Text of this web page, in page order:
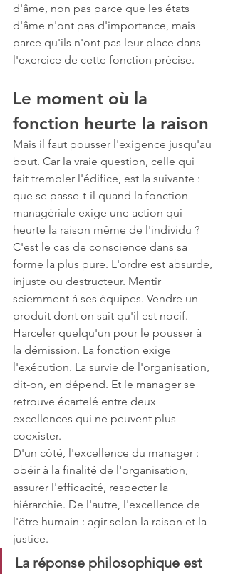
d'âme, non pas parce que les états
d'âme n'ont pas d'importance, mais
parce qu'ils n'ont pas leur place dans
l'exercice de cette fonction précise.
Le moment où la
fonction heurte la raison
Mais il faut pousser l'exigence jusqu'au
bout. Car la vraie question, celle qui
fait trembler l'édifice, est la suivante :
que se passe-t-il quand la fonction
managériale exige une action qui
heurte la raison même de l'individu ?
C'est le cas de conscience dans sa
forme la plus pure. L'ordre est absurde,
injuste ou destructeur. Mentir
sciemment à ses équipes. Vendre un
produit dont on sait qu'il est nocif.
Harceler quelqu'un pour le pousser à
la démission. La fonction exige
l'exécution. La survie de l'organisation,
dit-on, en dépend. Et le manager se
retrouve écartelé entre deux
excellences qui ne peuvent plus
coexister.
D'un côté, l'excellence du manager :
obéir à la finalité de l'organisation,
assurer l'efficacité, respecter la
hiérarchie. De l'autre, l'excellence de
l'être humain : agir selon la raison et la
justice.
La réponse philosophique est